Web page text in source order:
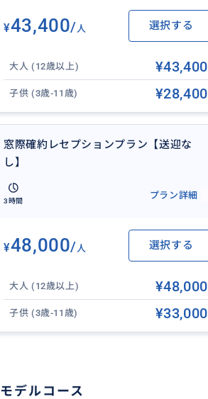
【催行曜日】
【送迎】
なし
【所要時間】
約3時間
【参加制限】
2歳以下のお子様はご遠慮ください。
【催行場所名称】
¥43,400/人 選択する
大人 (12歳以上) ¥43,400
子供 (3歳-11歳) ¥28,400
窓際確約レセプションプラン【送迎な
し】
3時間
プラン詳細
¥48,000/人 選択する
大人 (12歳以上) ¥48,000
子供 (3歳-11歳) ¥33,000
モデルコース